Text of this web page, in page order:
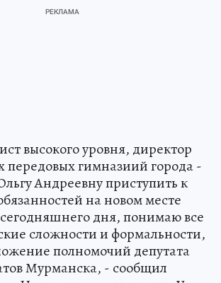
высокого уровня, директор
передовых гимназиий города -
Андреевну приступить к
на новом месте
дня, понимаю все
сложности и формальности,
полномочий депутата
Мурманска, - сообщил